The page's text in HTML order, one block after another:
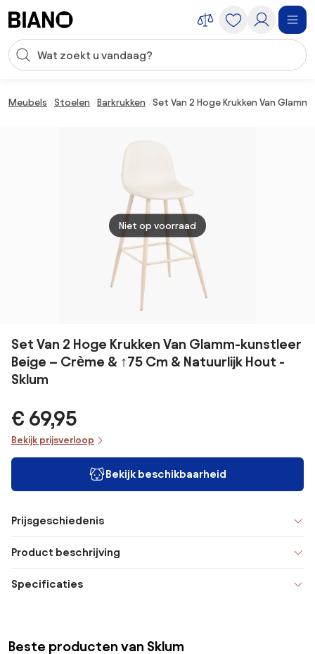
Zoekopdracht invoeren
Meubels Stoelen Barkrukken Set Van 2 Hoge Krukken Van
Niet op voorraad
Set Van 2 Hoge Krukken Van Glamm-kunstleer
Beige – Crème & ↑75 Cm & Natuurlijk Hout -
Sklum
€ 69,95
Bekijk prijsverloop
Bekijk beschikbaarheid
Prijsgeschiedenis
Product beschrijving
Specificaties
Beste producten van Sklum